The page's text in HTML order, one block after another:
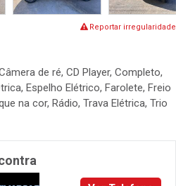
Reportar irregularidade
de ré, CD Player, Completo,
Espelho Elétrico, Farolete, Freio
na cor, Rádio, Trava Elétrica, Trio